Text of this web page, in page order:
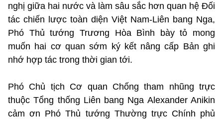
nghị giữa hai nước và làm sâu sắc hơn quan hệ Đối
tác chiến lược toàn diện Việt Nam-Liên bang Nga,
Phó Thủ tướng Trương Hòa Bình bày tỏ mong
muốn hai cơ quan sớm ký kết nâng cấp Bản ghi
nhớ hợp tác trong thời gian tới.
Phó Chủ tịch Cơ quan Chống tham nhũng trực
thuộc Tổng thống Liên bang Nga Alexander Anikin
cảm ơn Phó Thủ tướng Thường trực Chính phủ